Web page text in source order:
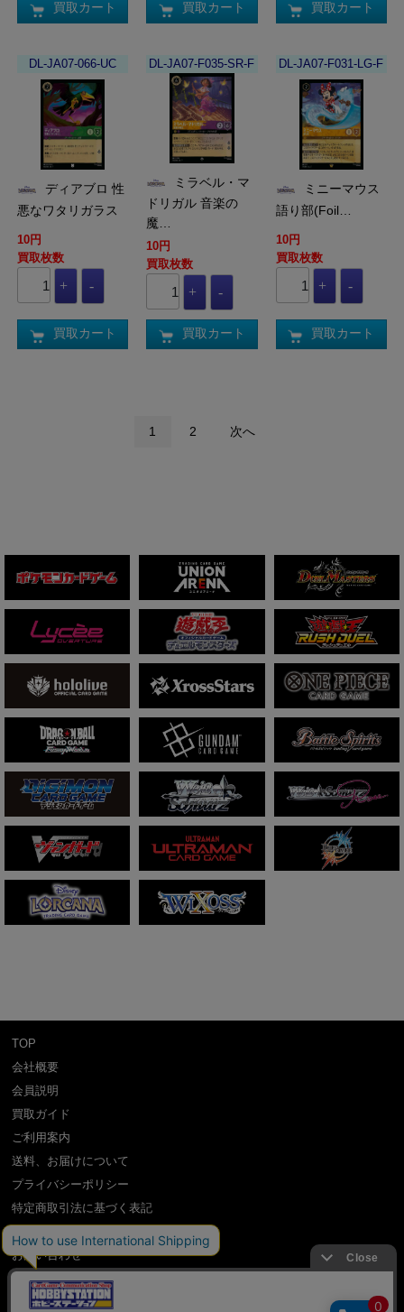
買取カート 買取カート 買取カート
DL-JA07-066-UC
悪なワタリガラス
10円
買取枚数
買取カート
DL-JA07-F035-SR-F
ドリガル 音楽の
魔…
10円
買取枚数
買取カート
DL-JA07-F031-LG-F
語り部(Foil…
10円
買取枚数
買取カート
1 2 次へ
TOP
会社概要
会員説明
買取ガイド
ご利用案内
送料、お届けについて
プライバシーポリシー
特定商取引法に基づく表記
お問い合わせ
利用規約
International Shipping Guidance